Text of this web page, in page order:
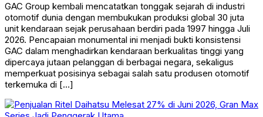
GAC Group kembali mencatatkan tonggak sejarah di industri
otomotif dunia dengan membukukan produksi global 30 juta
unit kendaraan sejak perusahaan berdiri pada 1997 hingga Juli
2026. Pencapaian monumental ini menjadi bukti konsistensi
GAC dalam menghadirkan kendaraan berkualitas tinggi yang
dipercaya jutaan pelanggan di berbagai negara, sekaligus
memperkuat posisinya sebagai salah satu produsen otomotif
terkemuka di […]